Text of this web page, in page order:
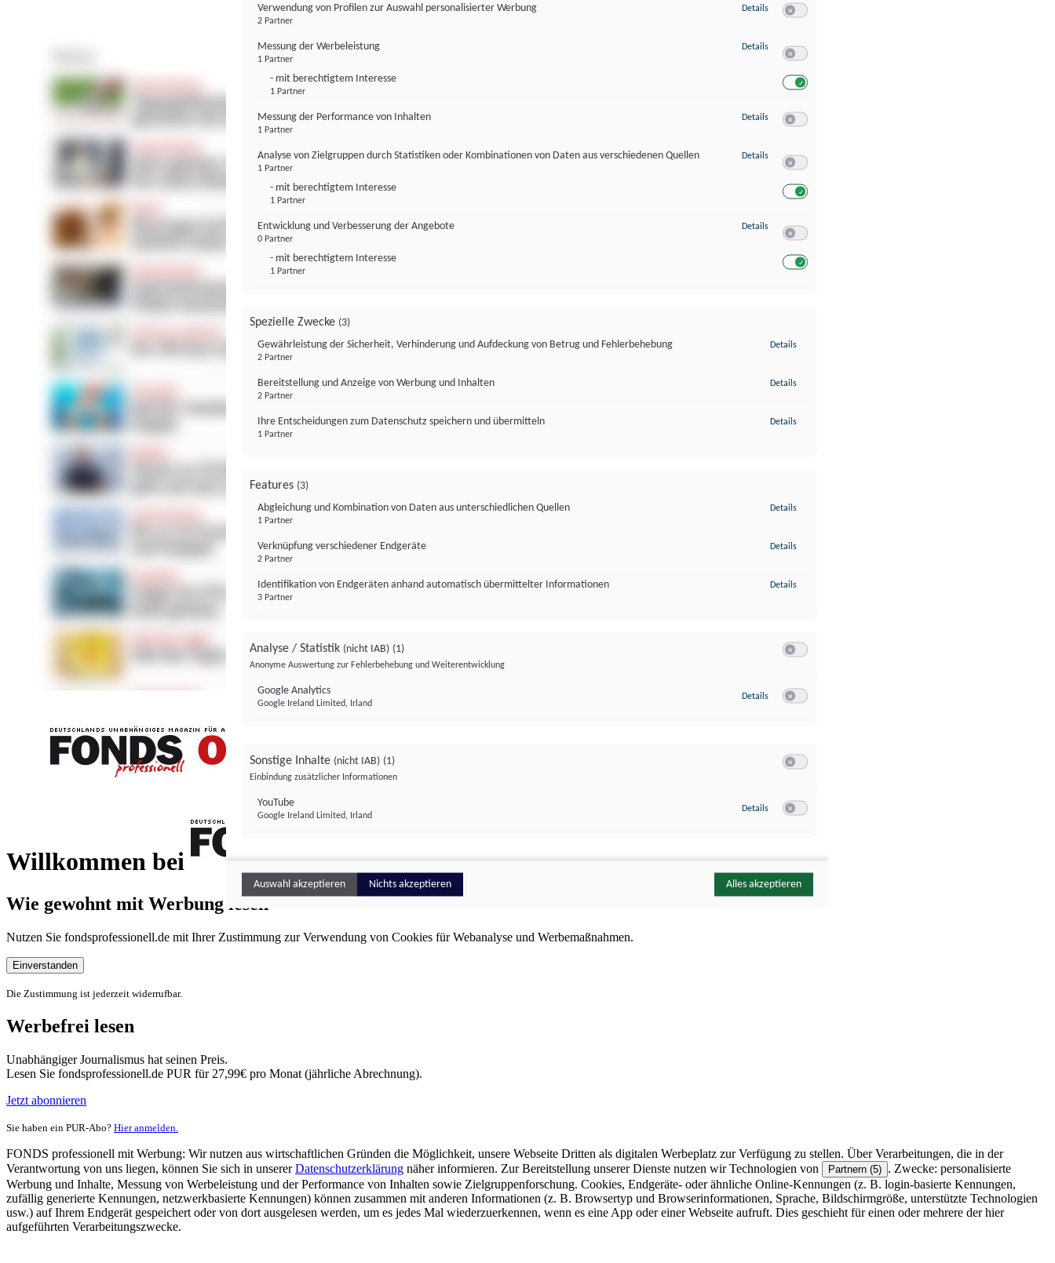
Willkommen bei
FONDS professionell
Wie gewohnt mit Werbung lesen
Nutzen Sie fondsprofessionell.de mit Ihrer Zustimmung zur Verwendung von Cookies für Webanalyse und Werbemaßnahmen.
Einverstanden
Die Zustimmung ist jederzeit widerrufbar.
Werbefrei lesen
Unabhängiger Journalismus hat seinen Preis.
Lesen Sie fondsprofessionell.de PUR für 27,99€ pro Monat (jährliche Abrechnung).
Jetzt abonnieren
Sie haben ein PUR-Abo? Hier anmelden.
FONDS professionell mit Werbung: Wir nutzen aus wirtschaftlichen Gründen die Möglichkeit, unsere Webseite Dritten als digitalen Werbeplatz zur Verfügung zu stellen. Über Verarbeitungen, die in der
Verantwortung von uns liegen, können Sie sich in unsererDatenschutzerklärung näher informieren. Zur Bereitstellung unserer Dienste nutzen wir Technologien von Partnern (5) . Zwecke: personalisierte
Werbung und Inhalte, Messung von Werbeleistung und der Performance von Inhalten sowie Zielgruppenforschung. Cookies, Endgeräte- oder ähnliche Online-Kennungen (z. B. login-basierte Kennungen,
zufällig generierte Kennungen, netzwerkbasierte Kennungen) können zusammen mit anderen Informationen (z. B. Browsertyp und Browserinformationen, Sprache, Bildschirmgröße, unterstützte Technologien
usw.) auf Ihrem Endgerät gespeichert oder von dort ausgelesen werden, um es jedes Mal wiederzuerkennen, wenn es eine App oder einer Webseite aufruft. Dies geschieht für einen oder mehrere der hier
aufgeführten Verarbeitungszwecke.
Verwendung von Profilen zur Auswahl personalisierter Werbung
2 Partner
Details zu Verwendung von Profilen zur Auswahl personalisierter Werbung
Messung der Werbeleistung
1 Partner
- mit berechtigtem Interesse
1 Partner
Details zu Messung der Werbeleistung
Messung der Performance von Inhalten
1 Partner
Details zu Messung der Performance von Inhalten
Analyse von Zielgruppen durch Statistiken oder Kombinationen von Daten aus verschiedenen Quellen
1 Partner
- mit berechtigtem Interesse
1 Partner
Details zu Analyse von Zielgruppen durch Statistiken oder Kombinationen von
Entwicklung und Verbesserung der Angebote
0 Partner
- mit berechtigtem Interesse
1 Partner
Details zu Entwicklung und Verbesserung der Angebote
Spezielle Zwecke (3)
Gewährleistung der Sicherheit, Verhinderung und Aufdeckung von Betrug und Fehlerbehebung
2 Partner
Details
Bereitstellung und Anzeige von Werbung und Inhalten
2 Partner
Details
Ihre Entscheidungen zum Datenschutz speichern und übermitteln
1 Partner
Details
Features (3)
Abgleichung und Kombination von Daten aus unterschiedlichen Quellen
1 Partner
Details
Verknüpfung verschiedener Endgeräte
2 Partner
Details
Identifikation von Endgeräten anhand automatisch übermittelter Informationen
3 Partner
Details
Analyse / Statistik (nicht IAB) (1)
Anonyme Auswertung zur Fehlerbehebung und Weiterentwicklung
Google Analytics
Google Ireland Limited, Irland
Details zu Google Analytics
Sonstige Inhalte (nicht IAB) (1)
Einbindung zusätzlicher Informationen
YouTube
Google Ireland Limited, Irland
Details zu YouTube
Auswahl akzeptieren Nichts akzeptieren Alles akzeptieren